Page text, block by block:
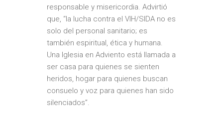
responsable y misericordia. Advirtió
que, “la lucha contra el VIH/SIDA no es
solo del personal sanitario; es
también espiritual, ética y humana.
Una Iglesia en Adviento está llamada a
ser casa para quienes se sienten
heridos, hogar para quienes buscan
consuelo y voz para quienes han sido
silenciados”.